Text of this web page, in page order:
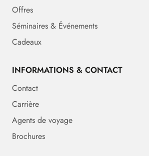
Offres
Séminaires & Événements
Cadeaux
INFORMATIONS & CONTACT
Contact
Carrière
Agents de voyage
Brochures